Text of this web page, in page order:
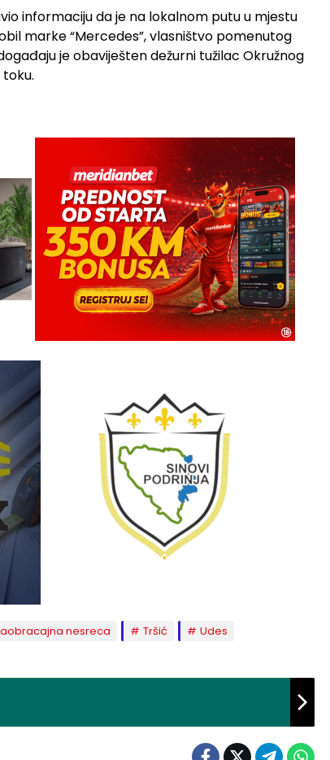
informaciju da je na lokalnom putu u mjestu
marke “Mercedes”, vlasništvo pomenutog
je obaviješten dežurni tužilac Okružnog
nesreca Tršić Udes